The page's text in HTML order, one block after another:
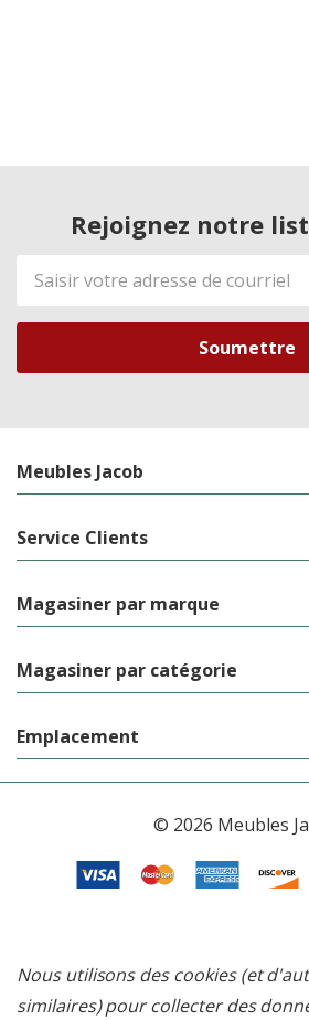
Rejoignez notre
Adresse
de
courriel
Meubles Jacob
Service Clients
Magasiner par marque
Magasiner par catégorie
Emplacement
© 2026 Meubles
Nous utilisons des cookies (et
similaires) pour collecter des